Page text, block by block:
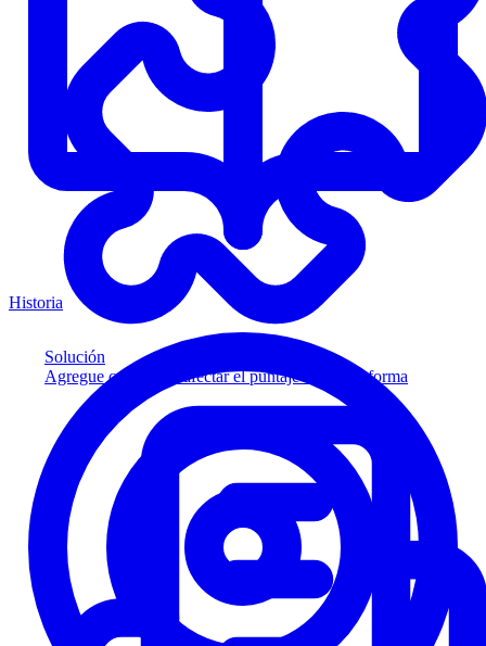
Solución
Agregue crédito sin afectar el puntaje a su plataforma
Historia